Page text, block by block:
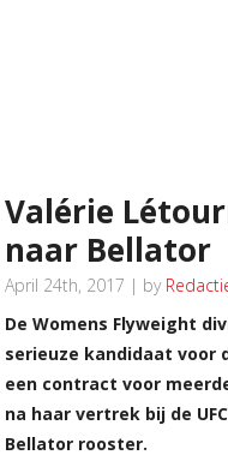
Valérie
naar Bellator
April 24th, 2017 | by
De Womens Flyweight
serieuze kandidaat voor
een contract voor
na haar vertrek bij de
Bellator rooster.